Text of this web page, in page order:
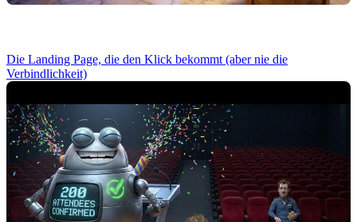
Die Landing Page, die den Klick bekommt (aber nie die
Verbindlichkeit)